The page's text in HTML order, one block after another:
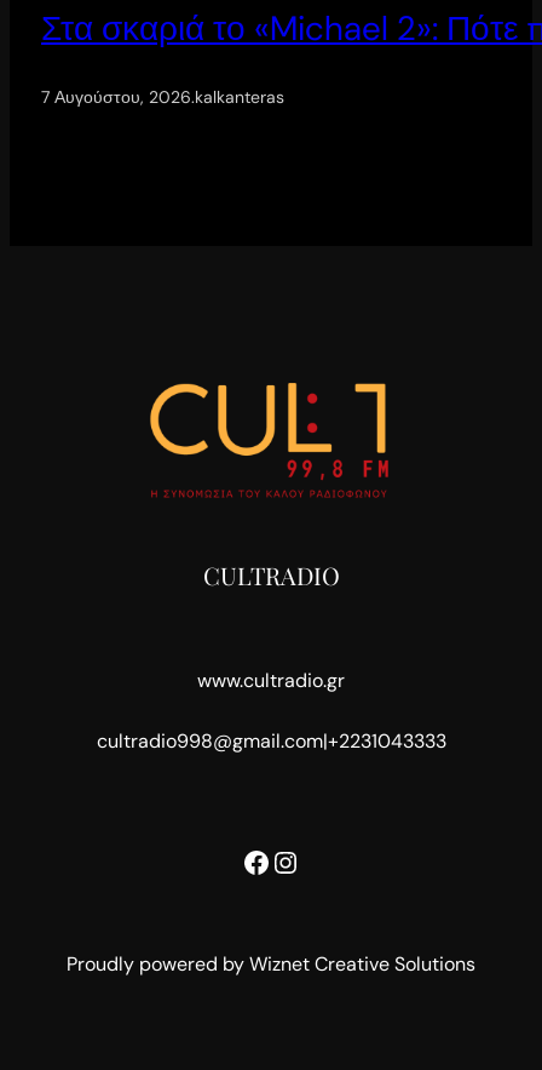
Στα σκαριά το «Michael 2»: Πότε
7 Αυγούστου, 2026.kalkanteras
CULTRADIO
www.cultradio.gr
cultradio998@gmail.com|+2231043333
Facebook
Instagram
Proudly powered by Wiznet Creative Solutions